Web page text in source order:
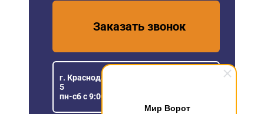
Мир Ворот
Заказать звонок
г. Краснодар, ул. Уральская, 151/1, офис
5
пн-сб с 9:00 до 18:00